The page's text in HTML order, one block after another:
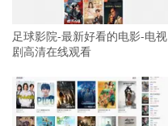
足球影院-最新好看的电影-电视
剧高清在线观看